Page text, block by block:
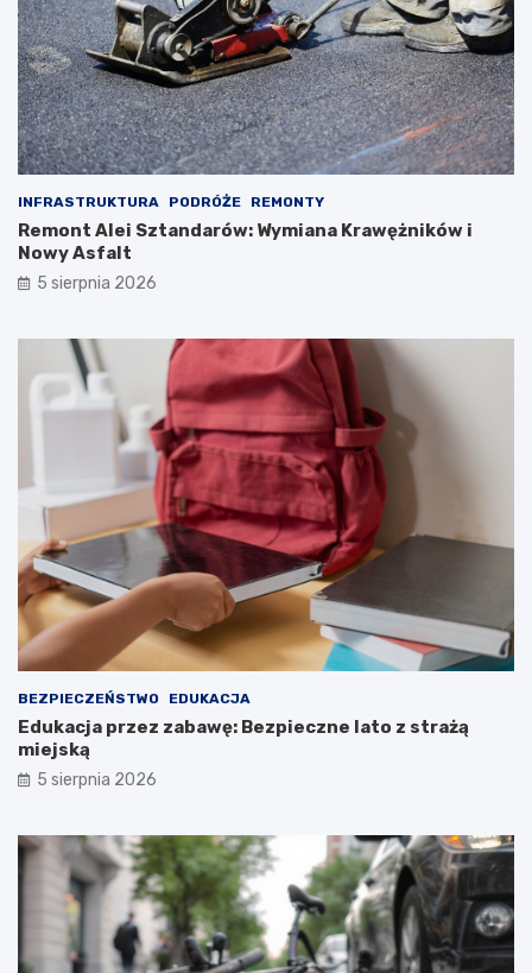
INFRASTRUKTURA PODRÓŻE REMONTY
Remont Alei Sztandarów: Wymiana Krawężników i
Nowy Asfalt
5 sierpnia 2026
BEZPIECZEŃSTWO EDUKACJA
Edukacja przez zabawę: Bezpieczne lato z strażą
miejską
5 sierpnia 2026